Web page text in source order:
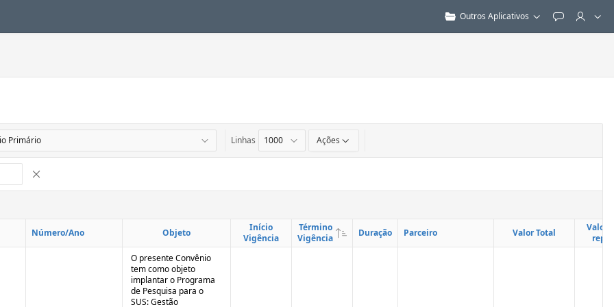
Outros Aplicativos Feedback
Linhas Ações
Remover Interrupção de Controle
Número/Ano Objeto
Início
Vigência
Término
Vigência
Duração Parceiro Valor Total
Valor
O presente Convênio
tem como objeto
implantar o Programa
de Pesquisa para o
SUS: Gestão